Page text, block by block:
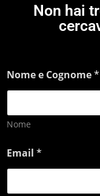
Non hai
Nome e Cognome*
Nome
Email *